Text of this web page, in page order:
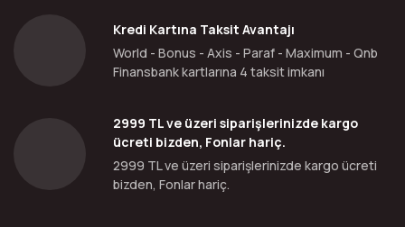
Kredi Kartına Taksit Avantajı
World - Bonus - Axis - Paraf - Maximum - Qnb
Finansbank kartlarına 4 taksit imkanı
2999 TL ve üzeri siparişlerinizde kargo
ücreti bizden, Fonlar hariç.
2999 TL ve üzeri siparişlerinizde kargo ücreti
bizden, Fonlar hariç.